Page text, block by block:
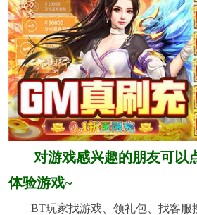
对游戏感兴趣的朋友可以
体验游戏~
BT玩家找游戏、领礼包、找客服